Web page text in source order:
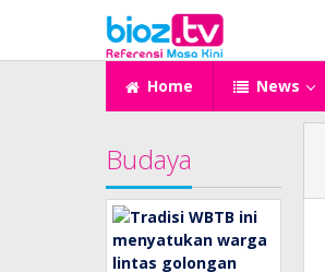
konten
Home News
Budaya